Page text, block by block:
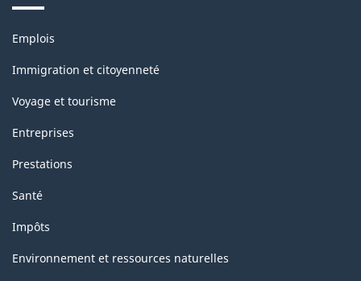
Thèmes
sujets
Emplois
Immigration et citoyenneté
Voyage et tourisme
Entreprises
Prestations
Santé
Impôts
Environnement et ressources naturelles